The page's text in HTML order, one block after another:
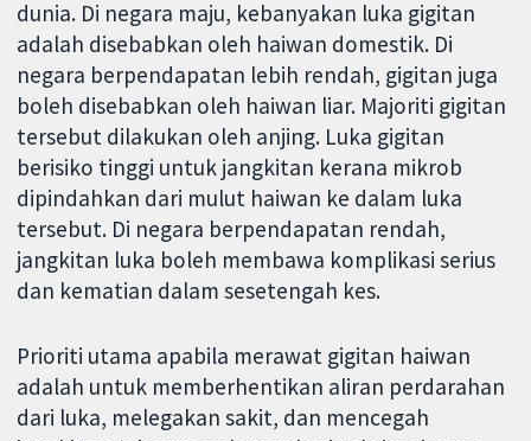
dunia. Di negara maju, kebanyakan luka gigitan
adalah disebabkan oleh haiwan domestik. Di
negara berpendapatan lebih rendah, gigitan juga
boleh disebabkan oleh haiwan liar. Majoriti gigitan
tersebut dilakukan oleh anjing. Luka gigitan
berisiko tinggi untuk jangkitan kerana mikrob
dipindahkan dari mulut haiwan ke dalam luka
tersebut. Di negara berpendapatan rendah,
jangkitan luka boleh membawa komplikasi serius
dan kematian dalam sesetengah kes.
Prioriti utama apabila merawat gigitan haiwan
adalah untuk memberhentikan aliran perdarahan
dari luka, melegakan sakit, dan mencegah